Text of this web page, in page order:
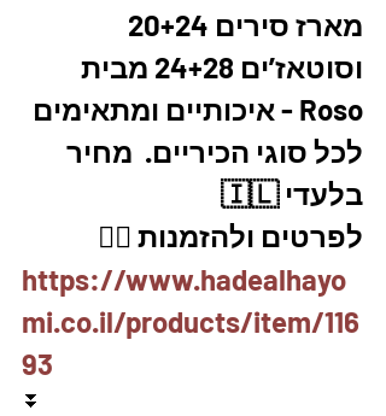
וסוטאז’ים 24+28 מבית
Roso - איכותיים ומתאימים
לכל סוגי הכיריים.  מחיר
בלעדי 🇮🇱
לפרטים ולהזמנות 👇🏼
https://www.hadealhayo
mi.co.il/products/item/116
93
⏬